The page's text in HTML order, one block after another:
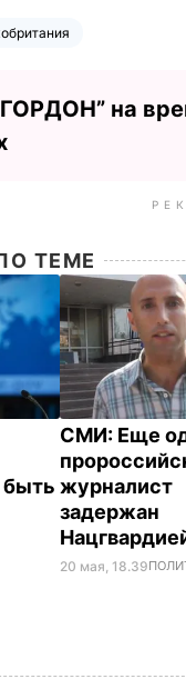
на
ТЕМЕ
быть
СМИ: Еще
журналист
задержан
20 мая, 18.39